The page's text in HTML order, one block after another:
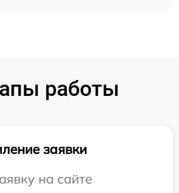
работы
заявки
на сайте